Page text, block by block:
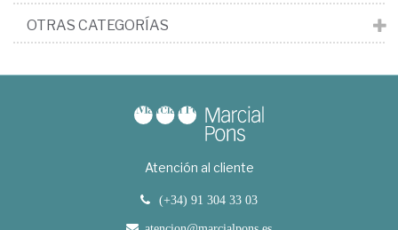
OTRAS CATEGORÍAS
Atención al cliente
(+34) 91 304 33 03